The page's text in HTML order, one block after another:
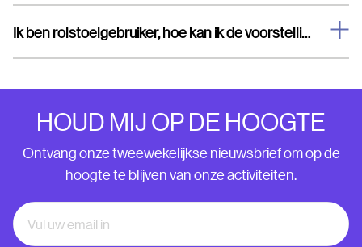
Ik ben rolstoelgebruiker, hoe kan ik de voorstelling bezoeken?
HOUD MIJ OP DE HOOGTE
Ontvang onze tweewekelijkse nieuwsbrief om op de
hoogte te blijven van onze activiteiten.